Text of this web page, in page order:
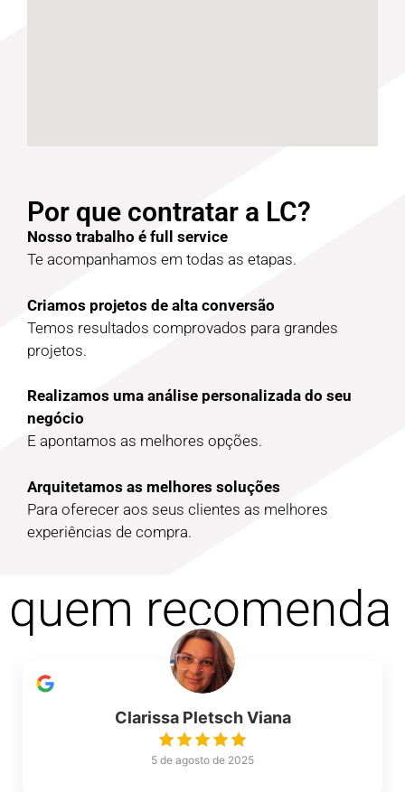
Por que contratar a LC?
Nosso trabalho é full service
Te acompanhamos em todas as etapas.
Criamos projetos de alta conversão
Temos resultados comprovados para grandes
projetos.
Realizamos uma análise personalizada do seu
negócio
E apontamos as melhores opções.
Arquitetamos as melhores soluções
Para oferecer aos seus clientes as melhores
experiências de compra.
quem recomenda
Clarissa Pletsch Viana
5 de agosto de 2025